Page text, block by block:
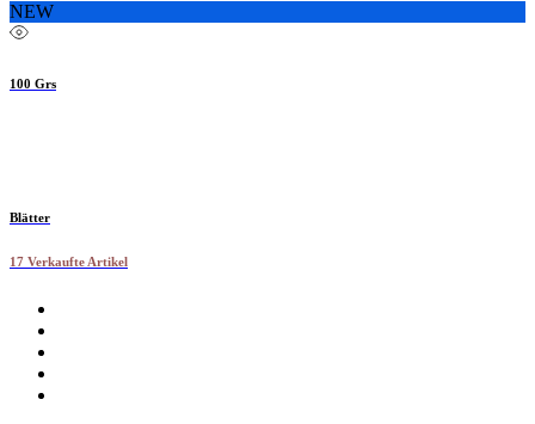
NEW
100 Grs
Blätter
17 Verkaufte Artikel